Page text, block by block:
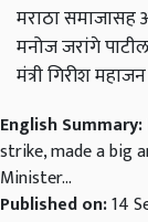
मराठा
मनोज जरांगे
मंत्री गिरीश
English Summary:
strike, made a big
Minister...
Published on:14